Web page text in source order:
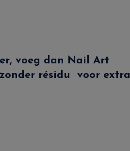
voeg dan Nail Art
résidu
voor extra